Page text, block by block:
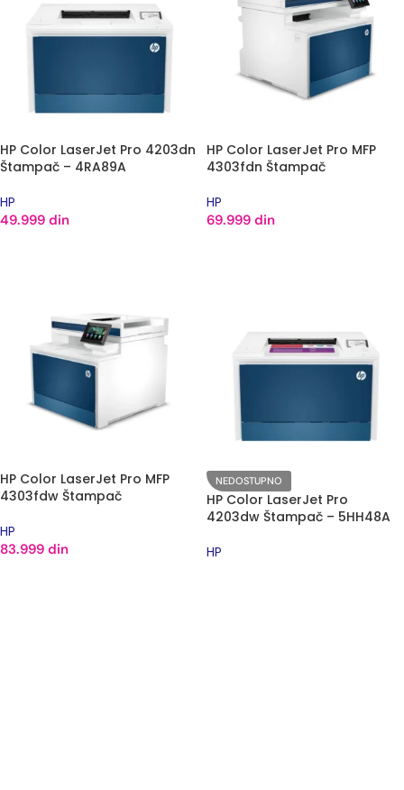
HP Color LaserJet Pro 4203dn
Štampač – 4RA89A
HP
49.999 din
HP Color LaserJet Pro MFP
4303fdn Štampač
HP
69.999 din
HP Color LaserJet Pro MFP
4303fdw Štampač
HP
83.999 din
NEDOSTUPNO
HP Color LaserJet Pro
4203dw Štampač – 5HH48A
HP